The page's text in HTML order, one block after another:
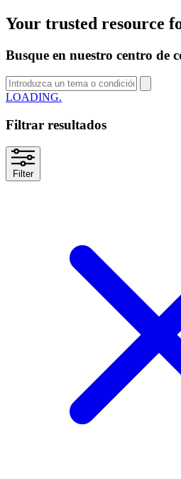
Your trusted resource
Busque en nuestro centro de
LOADING.
Filtrar resultados
Filter